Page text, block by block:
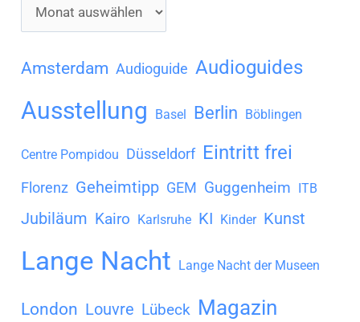
r
c
i
Amsterdam Audioguide Audioguides
Ausstellung Basel Berlin Böblingen
Centre Pompidou Düsseldorf Eintritt frei
Florenz Geheimtipp GEM Guggenheim ITB
Jubiläum Kairo Karlsruhe KI Kinder Kunst
Lange Nacht Lange Nacht der Museen
London Louvre Lübeck Magazin